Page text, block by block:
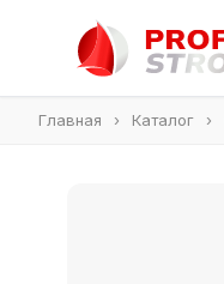
Главная › Каталог ›